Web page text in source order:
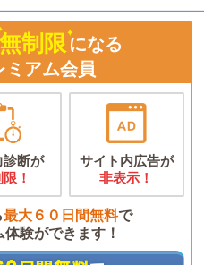
無制限になる
アム会員
断が
！
サイト内広告が
非表示！
最大６０日間無料で
験ができます！